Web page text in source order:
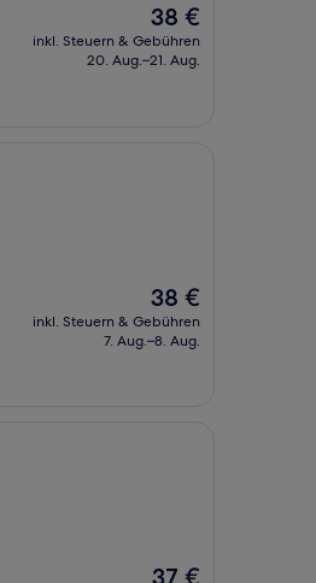
Der
Preis
beträgt
38 €
inkl. Steuern & Gebühren
20. Aug.–21. Aug.
Der
Preis
beträgt
38 €
inkl. Steuern & Gebühren
7. Aug.–8. Aug.
Der
37 €